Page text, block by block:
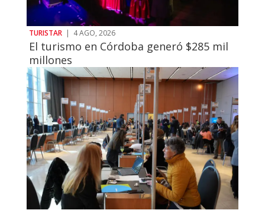
TURISTAR 4 AGO, 2026
El turismo en Córdoba generó $285 mil
millones